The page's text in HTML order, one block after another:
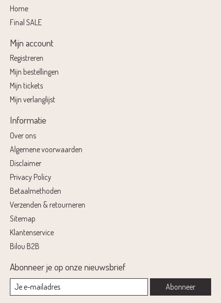
Home
Final SALE
Mijn account
Registreren
Mijn bestellingen
Mijn tickets
Mijn verlanglijst
Informatie
Over ons
Algemene voorwaarden
Disclaimer
Privacy Policy
Betaalmethoden
Verzenden & retourneren
Sitemap
Klantenservice
Bilou B2B
Abonneer je op onze nieuwsbrief
Abonneer